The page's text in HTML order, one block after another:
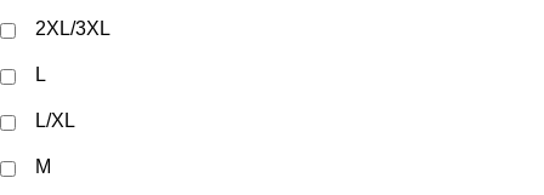
2XL/3XL
L
L/XL
M